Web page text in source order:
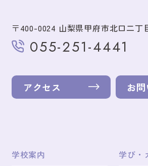
〒400-0024 山梨県甲府市北口二丁
055-251-4441
アクセス お
学校案内
学び・